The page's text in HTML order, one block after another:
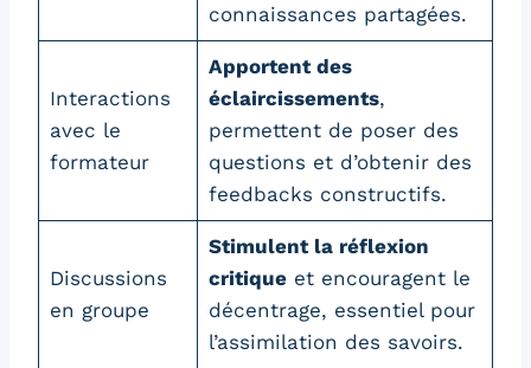
connaissances partagées.
Interactions
avec le
formateur
Apportent des
éclaircissements,
permettent de poser des
questions et d’obtenir des
feedbacks constructifs.
Discussions
en groupe
Stimulent la réflexion
critiqueet encouragent le
décentrage, essentiel pour
l’assimilation des savoirs.